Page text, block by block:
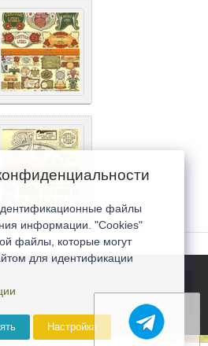
файлы
информации. "Cookies"
файлы, которые могут
для идентификации
Настройка